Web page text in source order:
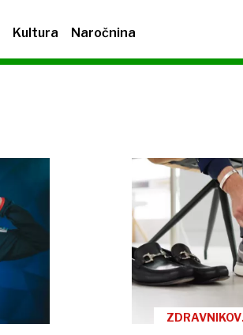
Kultura Naročnina
ZDRAVNIKOV